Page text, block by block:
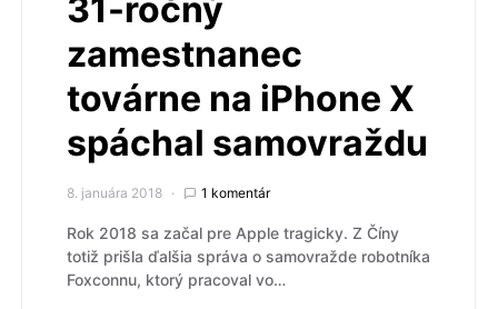
31-ročný
zamestnanec
továrne na iPhone X
spáchal samovraždu
8. januára 2018 1 komentár
Rok 2018 sa začal pre Apple tragicky. Z Číny
totiž prišla ďalšia správa o samovražde robotníka
Foxconnu, ktorý pracoval vo…